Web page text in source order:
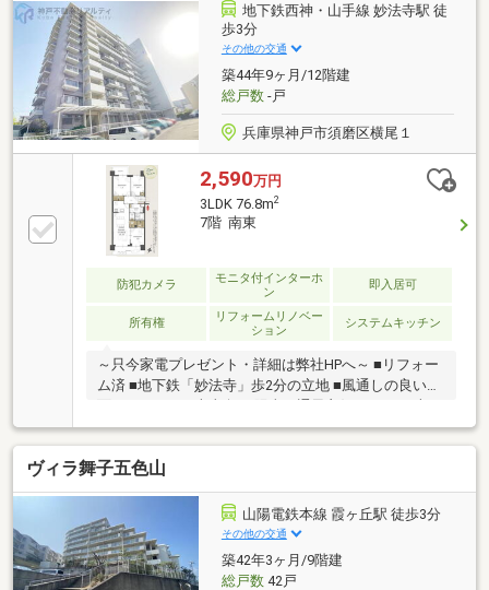
地下鉄西神・山手線 妙法寺駅 徒
歩3分
その他の交通
築44年9ヶ月/12階建
総戸数-戸
兵庫県神戸市須磨区横尾１
2,590万円
3LDK 76.8m2
7階 南東
防犯カメラ
モニタ付インターホ
ン
即入居可
所有権
リフォームリノベー
ション
システムキッチン
～只今家電プレゼント・詳細は弊社HPへ～ ■リフォー
ム済 ■地下鉄「妙法寺」歩2分の立地 ■風通しの良い両
面バルコニー ■南東向き 陽当り通風良好 ■76.80平米の
3LDK 7階部分
ヴィラ舞子五色山
山陽電鉄本線 霞ヶ丘駅 徒歩3分
その他の交通
築42年3ヶ月/9階建
総戸数42戸